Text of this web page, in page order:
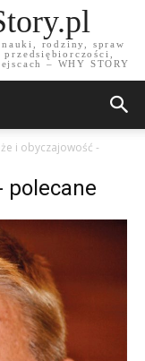
rodziny, spraw
– WHY STORY
i obyczajowość -
polecane